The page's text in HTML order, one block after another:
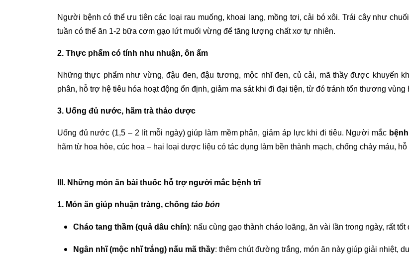
Người bệnh có thể ưu tiên các loại rau muống, khoai lang, mồng tơi, cải bó xôi. Trái cây như
tuần có thể ăn 1-2 bữa cơm gạo lứt muối vừng để tăng lượng chất xơ tự nhiên.
2. Thực phẩm có tính nhu nhuận, ôn ấm
Những thực phẩm như vừng, đậu đen, đậu tương, mộc nhĩ đen, củ cải, mã thầy được khuyến
phân, hỗ trợ hệ tiêu hóa hoạt động ổn định, giảm ma sát khi đi đại tiện, từ đó tránh tổn thương vùng
3. Uống đủ nước, hãm trà thảo dược
Uống đủ nước (1,5 – 2 lít mỗi ngày) giúp làm mềm phân, giảm áp lực khi đi tiêu. Người mắc
hãm từ hoa hòe, cúc hoa – hai loại dược liệu có tác dụng làm bền thành mạch, chống chảy máu,
III. Những món ăn bài thuốc hỗ trợ người mắc bệnh trĩ
1. Món ăn giúp nhuận tràng, chống táo bón
Cháo tang thầm (quả dâu chín): nấu cùng gạo thành cháo loãng, ăn vài lần trong ngày, rất
Ngân nhĩ (mộc nhĩ trắng) nấu mã thầy: thêm chút đường trắng, món ăn này giúp giải nhiệt,